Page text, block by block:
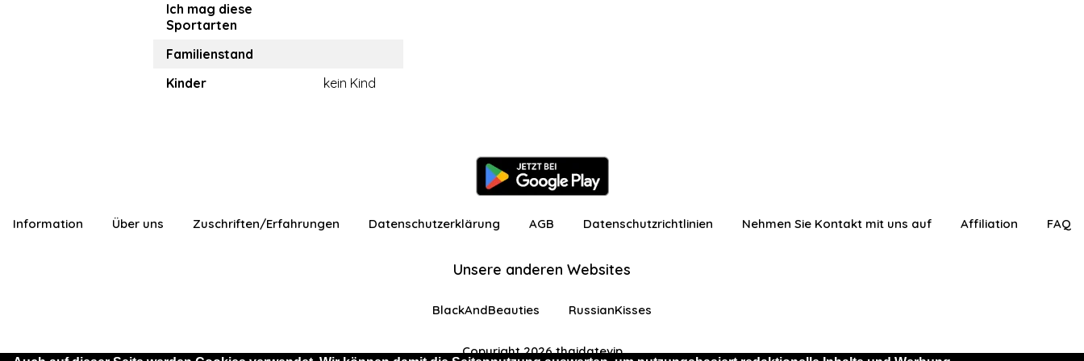
Ich mag diese
Sportarten
Familienstand
Kinder
kein Kind
Information Über uns Zuschriften/Erfahrungen Datenschutzerklärung AGB Datenschutzrichtlinien Nehmen Sie Kontakt mit uns auf Affiliation FAQ
Unsere anderen Websites
BlackAndBeauties RussianKisses
Copyright 2026 thaidatevip